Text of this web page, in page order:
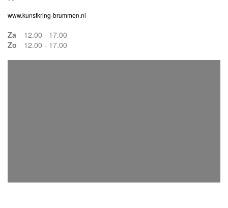
www.kunstkring-brummen.nl
Za
12.00 - 17.00
Zo
12.00 - 17.00